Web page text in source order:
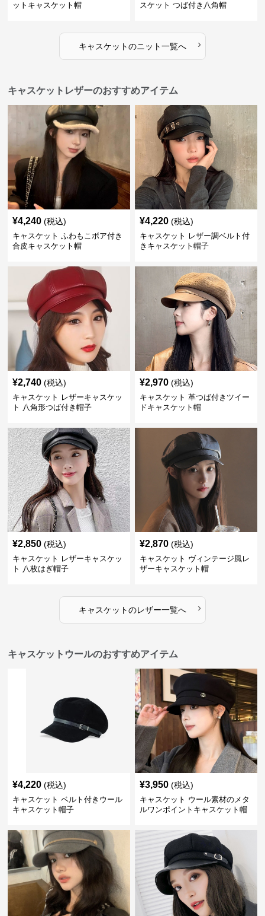
ットキャスケット帽
スケット つば付き八角帽
キャスケットのニット一覧へ ›
キャスケットレザーのおすすめアイテム
¥4,240 (税込)
キャスケット ふわもこボア付き
合皮キャスケット帽
¥4,220 (税込)
キャスケット レザー調ベルト付
きキャスケット帽子
¥2,740 (税込)
キャスケット レザーキャスケッ
ト 八角形つば付き帽子
¥2,970 (税込)
キャスケット 革つば付きツイー
ドキャスケット帽
¥2,850 (税込)
キャスケット レザーキャスケッ
ト 八枚はぎ帽子
¥2,870 (税込)
キャスケット ヴィンテージ風レ
ザーキャスケット帽
キャスケットのレザー一覧へ ›
キャスケットウールのおすすめアイテム
¥4,220 (税込)
キャスケット ベルト付きウール
キャスケット帽子
¥3,950 (税込)
キャスケット ウール素材のメタ
ルワンポイントキャスケット帽